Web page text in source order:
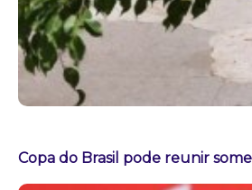
Copa do Brasil pode reunir